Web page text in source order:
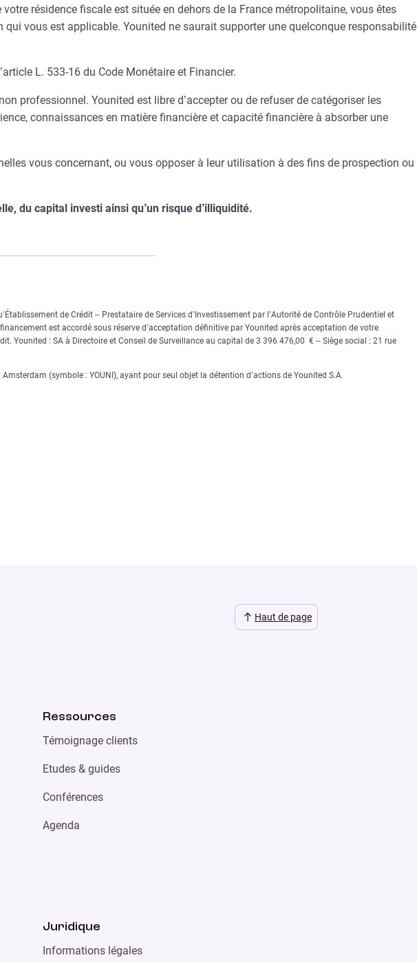
résidence fiscale est située en dehors de la France métropolitaine, vous êtes
vous est applicable. Younited ne saurait supporter une quelconque responsabilité
L. 533-16 du Code Monétaire et Financier.
professionnel. Younited est libre d’accepter ou de refuser de catégoriser les
connaissances en matière financière et capacité financière à absorber une
vous concernant, ou vous opposer à leur utilisation à des fins de prospection ou
du capital investi ainsi qu’un risque d’illiquidité.
de Crédit – Prestataire de Services d’Investissement par l’Autorité de Contrôle Prudentiel et
est accordé sous réserve d’acceptation définitive par Younited après acceptation de votre
Younited : SA à Directoire et Conseil de Surveillance au capital de 3 396 476,00 € – Siège social : 21 rue
(symbole : YOUNI), ayant pour seul objet la détention d’actions de Younited S.A.
Haut de page
Ressources
Témoignage clients
Etudes & guides
Conférences
Agenda
Juridique
Informations légales